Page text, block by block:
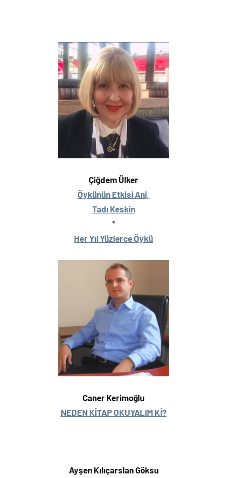
Çiğdem Ülker
Öykünün Etkisi Ani,
Tadı Keskin
*
Her Yıl Yüzlerce Öykü
Caner Kerimoğlu
NEDEN KİTAP OKUYALIM Kİ?
Ayşen Kılıçarslan Göksu